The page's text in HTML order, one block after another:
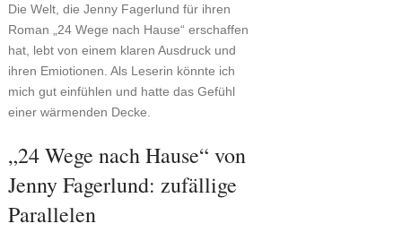
Die Welt, die Jenny Fagerlund für ihren
Roman „24 Wege nach Hause“ erschaffen
hat, lebt von einem klaren Ausdruck und
ihren Emiotionen. Als Leserin könnte ich
mich gut einfühlen und hatte das Gefühl
einer wärmenden Decke.
„24 Wege nach Hause“ von
Jenny Fagerlund: zufällige
Parallelen